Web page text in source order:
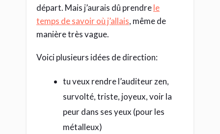
départ. Mais j’aurais dû prendrele
temps de savoir où j’allais, même de
manière très vague.
Voici plusieurs idées de direction:
tu veux rendre l’auditeur zen,
survolté, triste, joyeux, voir la
peur dans ses yeux (pour les
métalleux)